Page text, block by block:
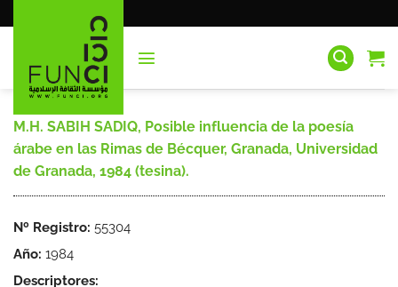
al
M.H. SABIH SADIQ, Posible influencia de la poesía
árabe en las Rimas de Bécquer, Granada, Universidad
de Granada, 1984 (tesina).
Nº Registro: 55304
Año: 1984
Descriptores: